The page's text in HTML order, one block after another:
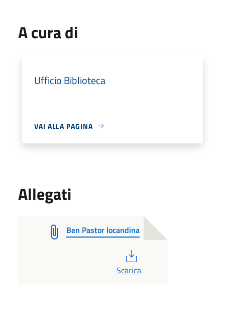
A cura di
Ufficio Biblioteca
VAI ALLA PAGINA
Allegati
Ben Pastor locandina
Scarica